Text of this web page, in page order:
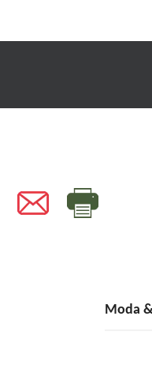
Moda